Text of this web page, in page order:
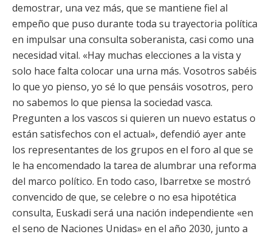
demostrar, una vez más, que se mantiene fiel al
empeño que puso durante toda su trayectoria política
en impulsar una consulta soberanista, casi como una
necesidad vital. «Hay muchas elecciones a la vista y
solo hace falta colocar una urna más. Vosotros sabéis
lo que yo pienso, yo sé lo que pensáis vosotros, pero
no sabemos lo que piensa la sociedad vasca.
Pregunten a los vascos si quieren un nuevo estatus o
están satisfechos con el actual», defendió ayer ante
los representantes de los grupos en el foro al que se
le ha encomendado la tarea de alumbrar una reforma
del marco político. En todo caso, Ibarretxe se mostró
convencido de que, se celebre o no esa hipotética
consulta, Euskadi será una nación independiente «en
el seno de Naciones Unidas» en el año 2030, junto a